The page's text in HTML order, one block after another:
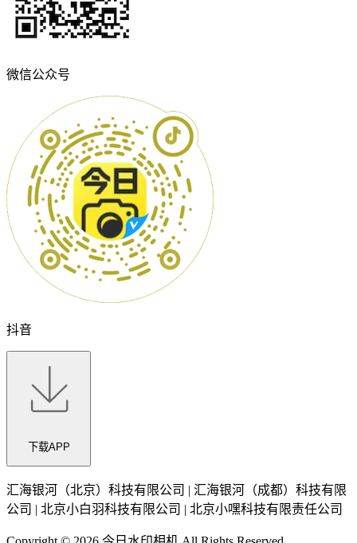
微信公众号
抖音
下载APP
汇海银河（北京）科技有限公司 | 汇海银河（成都）科技有限
公司 | 北京小白羽科技有限公司 | 北京小嘿科技有限责任公司